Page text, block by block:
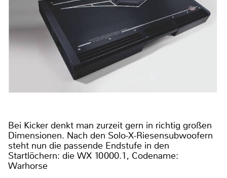
Bei Kicker denkt man zurzeit gern in richtig großen
Dimensionen. Nach den Solo-X-Riesensubwoofern
steht nun die passende Endstufe in den
Startlöchern: die WX 10000.1, Codename:
Warhorse